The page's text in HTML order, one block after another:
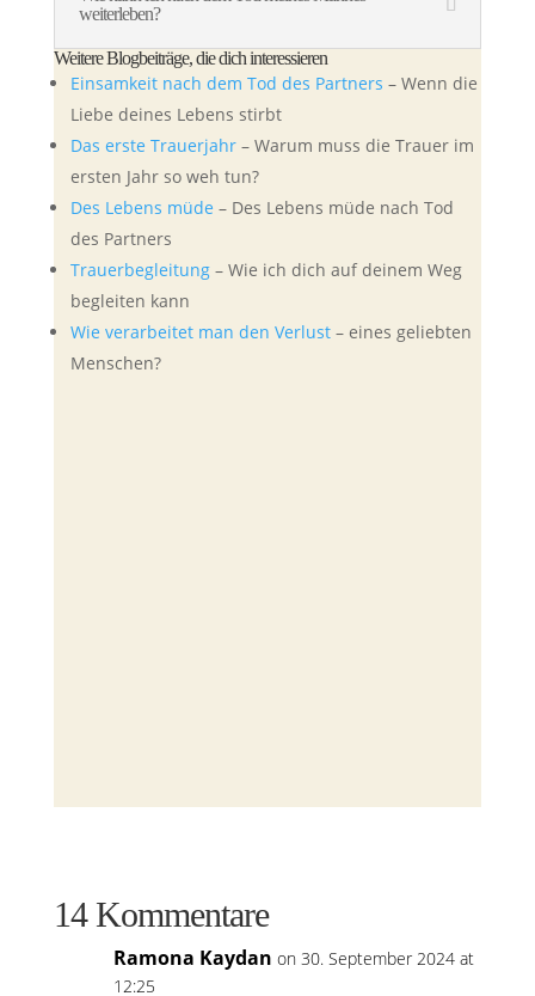
weiterleben?
Weitere Blogbeiträge, die dich interessieren
Einsamkeit nach dem Tod des Partners – Wenn die
Liebe deines Lebens stirbt
Das erste Trauerjahr– Warum muss die Trauer im
ersten Jahr so weh tun?
Des Lebens müde – Des Lebens müde nach Tod
des Partners
Trauerbegleitung– Wie ich dich auf deinem Weg
begleiten kann
Wie verarbeitet man den Verlust– eines geliebten
Menschen?
14 Kommentare
Ramona Kaydan on 30. September 2024 at
12:25